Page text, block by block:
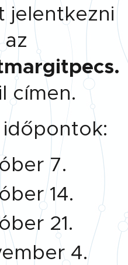
jelentkezni
címen.
7.
14.
21.
4.